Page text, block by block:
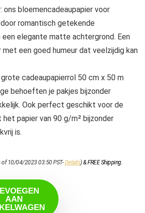
ons bloemencadeaupapier voor
romantisch getekende
een elegante matte achtergrond. Een
met een goed humeur dat veelzijdig kan
cadeaupapierrol 50 cm x 50 m
behoeften je pakjes bijzonder
Ook perfect geschikt voor de
papier van 90 g/m² bijzonder
is.
of 10/04/2023 03:50 PST-Details)&FREE Shipping.
AAN